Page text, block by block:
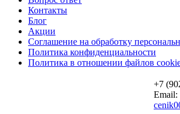
Контакты
Блог
Акции
Соглашение на обработку
Политика конфиденциальности
Политика в отношении файлов
+7
Email: